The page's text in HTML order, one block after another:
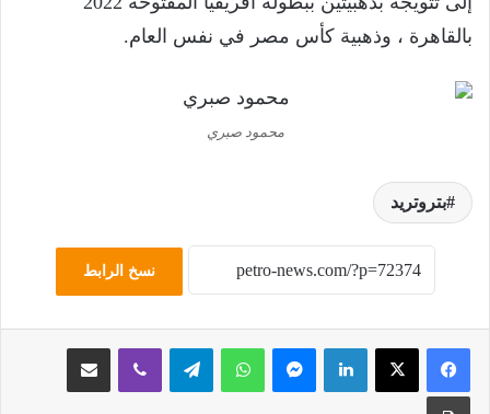
بالقاهرة ، وذهبية كأس مصر في نفس العام.
محمود صبري
بتروتريد
نسخ الرابط
لينكدإن ماسنجر واتساب تيلقرام ڤايبر مشاركة عبر البريد
طباعة